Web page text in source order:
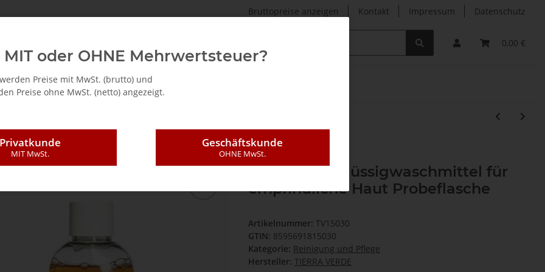
Bruttopreise anzeigen Kontakt Impressum Datenschutz
0,00 €
für empfindliche Haut Probeflasche
Waschnuss Flüssigwaschmittel für
empfindliche Haut Probeflasche
Artikelnummer: TV15030
GTIN: 8595691815030
Kategorie: Reinigung und Pflege
Hersteller: TIERRA VERDE
MIT oder OHNE Mehrwertsteuer?
Preise mit MwSt. (brutto) und
Preise ohne MwSt. (netto) angezeigt.
Privatkunde
MIT MwSt.
Geschäftskunde
OHNE MwSt.